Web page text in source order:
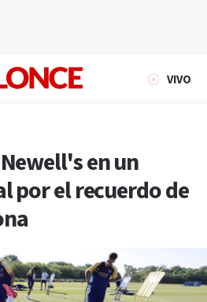
VIVO
en un
por el recuerdo de